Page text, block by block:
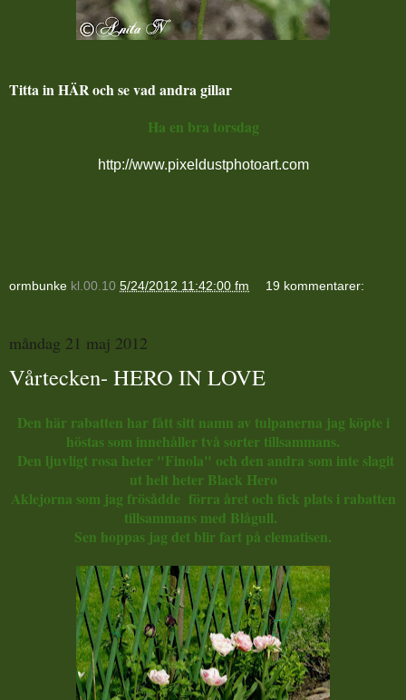
Titta in HÄR och se vad andra gillar
Ha en bra torsdag
http://www.pixeldustphotoart.com
ormbunke kl.00.10 5/24/2012 11:42:00 fm 19 kommentarer:
måndag 21 maj 2012
Vårtecken- HERO IN LOVE
Den här rabatten har fått sitt namn av tulpanerna jag köpte i
höstas som innehåller två sorter tillsammans.
Den ljuvligt rosa heter "Finola" och den andra som inte slagit
ut helt heter Black Hero
Aklejorna som jag frösådde förra året och fick plats i rabatten
tillsammans med Blågull.
Sen hoppas jag det blir fart på clematisen.